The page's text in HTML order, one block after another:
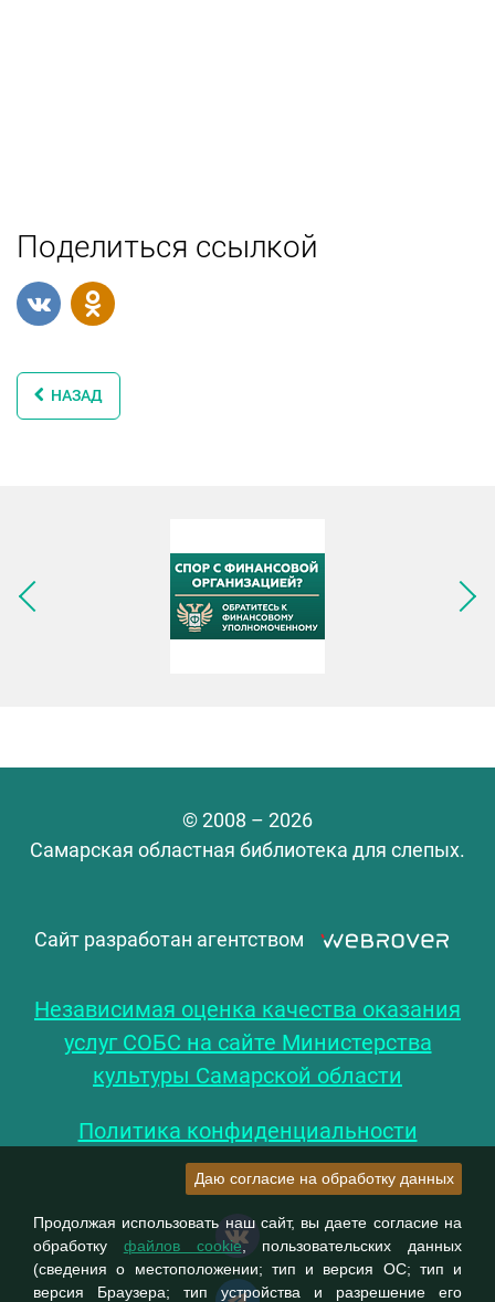
Поделиться ссылкой
НАЗАД
Следующее изображение
© 2008 – 2026
Самарская областная библиотека для слепых.
Сайт разработан агентством
Независимая оценка качества оказания
услуг СОБС на сайте Министерства
культуры Самарской области
Политика конфиденциальности
Даю согласие на обработку данных
Продолжая использовать наш сайт, вы даете согласие на
обработку файлов cookie, пользовательских данных
(сведения о местоположении; тип и версия ОС; тип и
версия Браузера; тип устройства и разрешение его